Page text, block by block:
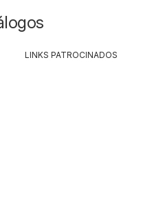
LINKS PATROCINADOS